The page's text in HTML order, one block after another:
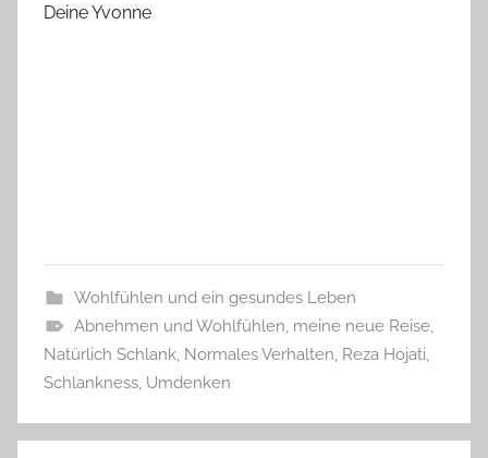
Deine Yvonne
Wohlfühlen und ein gesundes Leben
Abnehmen und Wohlfühlen, meine neue Reise,
Natürlich Schlank, Normales Verhalten, Reza Hojati,
Schlankness, Umdenken